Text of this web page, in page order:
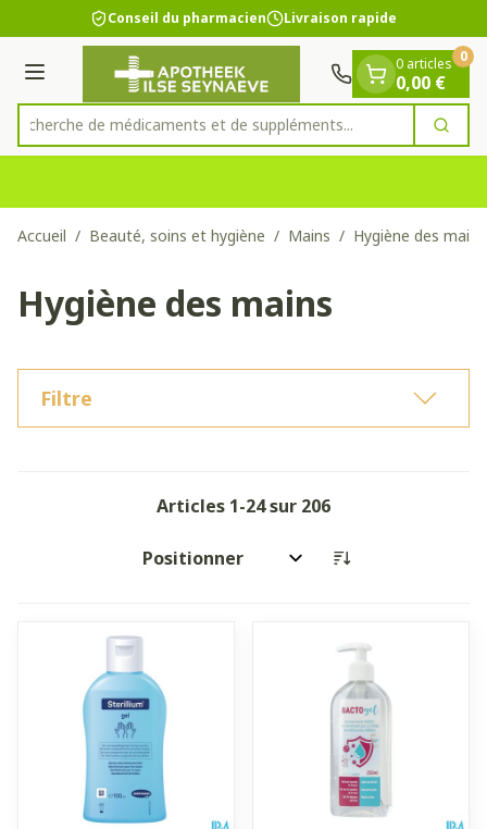
Aller au contenu
1 de 1
Conseil du pharmacien Livraison rapide
Menu
Rechercher
Recherche de médicaments et de supplément
0 articles
0,00 €
0
Accueil / Beauté, soins et hygiène / Mains / Hygiène des mains
Hygiène des mains
Filtre
Articles 1-24sur 206
Trier par: